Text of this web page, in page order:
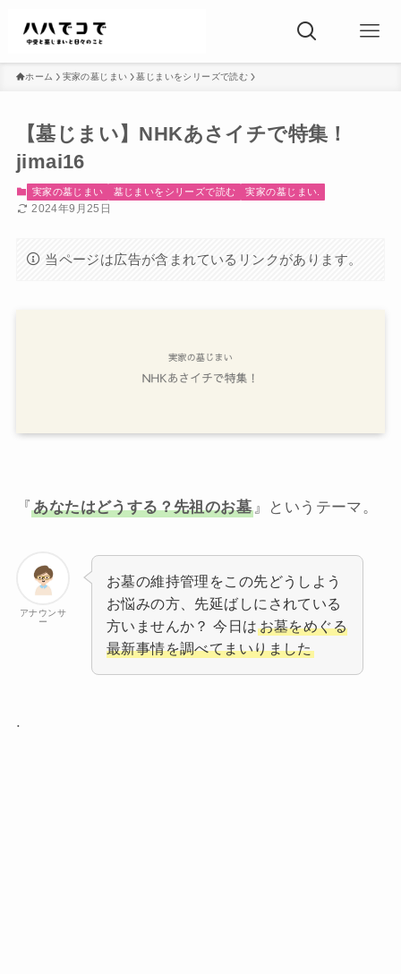
ホーム 実家の墓じまい 墓じまいをシリーズで読む
【墓じまい】NHKあさイチで特集！
jimai16
実家の墓じまい 墓じまいをシリーズで読む 実家の墓じまい.
2024年9月25日
当ページは広告が含まれているリンクがあります。
『あなたはどうする？先祖のお墓』というテーマ。
アナウンサ
ー
お墓の維持管理をこの先どうしよう
お悩みの方、先延ばしにされている
方いませんか？ 今日はお墓をめぐる
最新事情を調べてまいりました
.